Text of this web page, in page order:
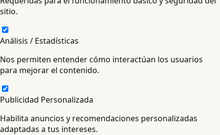
sitio.
Análisis / Estadísticas
Nos permiten entender cómo interactúan los usuarios
para mejorar el contenido.
Publicidad Personalizada
Habilita anuncios y recomendaciones personalizadas
adaptadas a tus intereses.